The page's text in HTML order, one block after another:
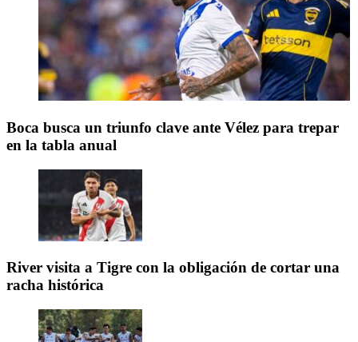
Boca busca un triunfo clave ante Vélez para trepar
en la tabla anual
River visita a Tigre con la obligación de cortar una
racha histórica